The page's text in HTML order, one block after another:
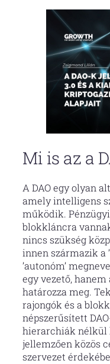
Mi is az a
A DAO egy olyan
amely intelligens
működik.
blokkláncra
nincs szükség
innen származik a
’autonóm’
egy vezető, hanem
határozza meg.
rajongók és a
népszerűsített
hierarchiák nélkül
jellemzően közös
szervezet